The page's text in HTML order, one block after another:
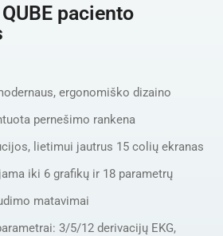
paciento
ergonomiško dizaino
pernešimo rankena
lietimui jautrus 15 colių ekranas
iki 6 grafikų ir 18 parametrų
matavimai
3/5/12 derivacijų EKG,